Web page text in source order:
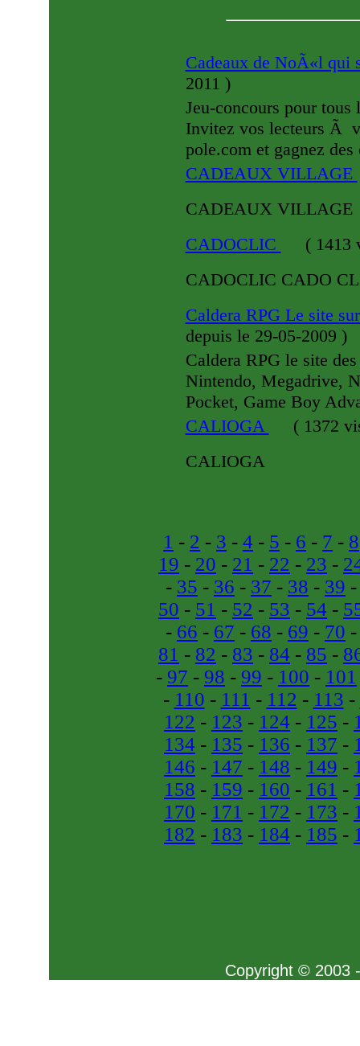
Cadeaux de NoÃ«l
2011 )
Jeu-concours pour tous
Invitez vos lecteurs Ã
pole.com et gagnez
CADEAUX VILLAGE
CADEAUX VILLAGE
CADOCLIC
(1413
CADOCLIC CADO
Caldera RPG Le site
depuis le 29-05-2009 )
Caldera RPG le site
Nintendo, Megadrive,
Pocket, Game Boy
CALIOGA
(1372
CALIOGA
1 - 2 - 3 - 4 - 5 - 6 - 7 - 8
19 - 20 - 21 - 22 - 23 -
- 35 - 36 - 37 - 38 - 39
50 - 51 - 52 - 53 - 54 -
- 66 - 67 - 68 - 69 - 70
81 - 82 - 83 - 84 - 85 -
- 97 - 98 - 99 - 100 - 101
- 110 - 111 - 112 - 113 -
122 - 123 - 124 - 125 -
134 - 135 - 136 - 137 -
146 - 147 - 148 - 149 -
158 - 159 - 160 - 161 -
170 - 171 - 172 - 173 -
182 - 183 - 184 - 185 -
Copyright © 2003